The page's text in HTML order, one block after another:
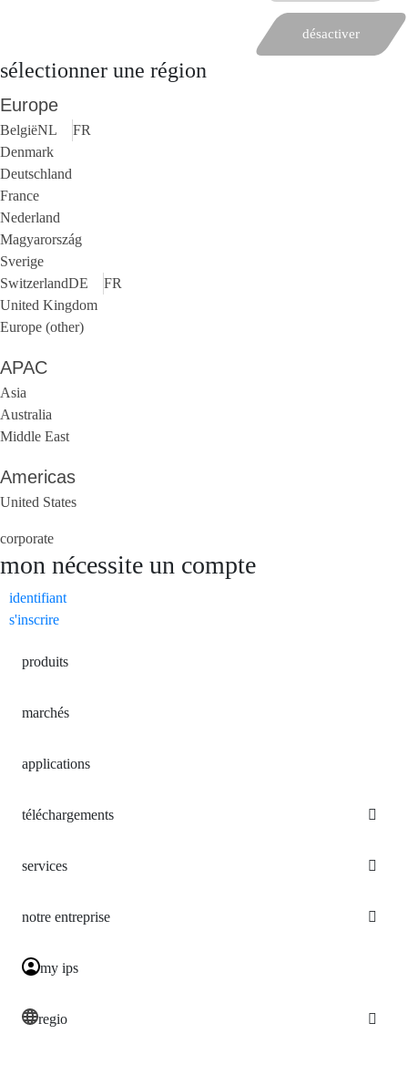
désactiver
sélectionner une région
Europe
BelgiëNL
FR
Denmark
Deutschland
France
Nederland
Magyarország
Sverige
SwitzerlandDE
FR
United Kingdom
Europe (other)
APAC
Asia
Australia
Middle East
Americas
United States
corporate
mon nécessite un compte
identifiant
s'inscrire
produits
marchés
applications
téléchargements
services
notre entreprise
my ips
regio